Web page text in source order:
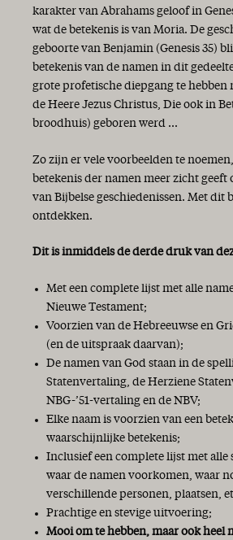
karakter van Abrahams geloof in
wat de betekenis is van Moria. De
geboorte van Benjamin (Genesis 35)
betekenis van de namen in dit
grote profetische diepgang te hebben
de Heere Jezus Christus, Die ook in
broodhuis) geboren werd ...
Zo zijn er vele voorbeelden te
betekenis der namen meer zicht
van Bijbelse geschiedenissen. Met dit
ontdekken.
Dit is inmiddels de derde druk van
Met een complete lijst met alle
Nieuwe Testament;
Voorzien van de Hebreeuwse en
(en de uitspraak daarvan);
De namen van God staan in de
Statenvertaling, de Herziene
NBG-’51-vertaling en de NBV;
Elke naam is voorzien van een
waarschijnlijke betekenis;
Inclusief een complete lijst met alle
waar de namen voorkomen, waar
verschillende personen, plaatsen,
Prachtige en stevige uitvoering;
Mooi om te hebben, maar ook heel